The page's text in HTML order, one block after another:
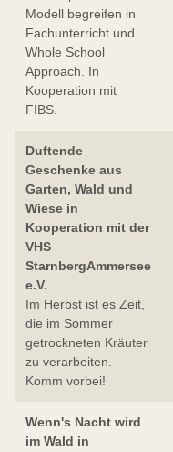
Modell begreifen in
Fachunterricht und
Whole School
Approach. In
Kooperation mit
FIBS.
Duftende
Geschenke aus
Garten, Wald und
Wiese in
Kooperation mit der
VHS
StarnbergAmmersee
e.V.
Im Herbst ist es Zeit,
die im Sommer
getrockneten Kräuter
zu verarbeiten.
Komm vorbei!
Wenn's Nacht wird
im Wald in